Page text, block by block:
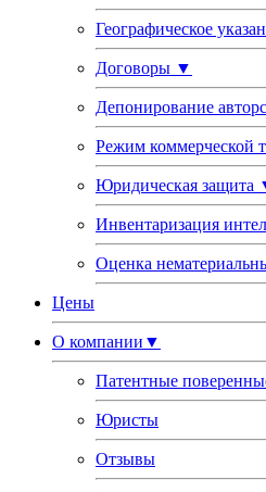
Географическое
Договоры ▼
Депонирование
Режим коммерческой
Юридическая защита
Инвентаризация
Оценка
Цены
О компании ▼
Патентные
Юристы
Отзывы